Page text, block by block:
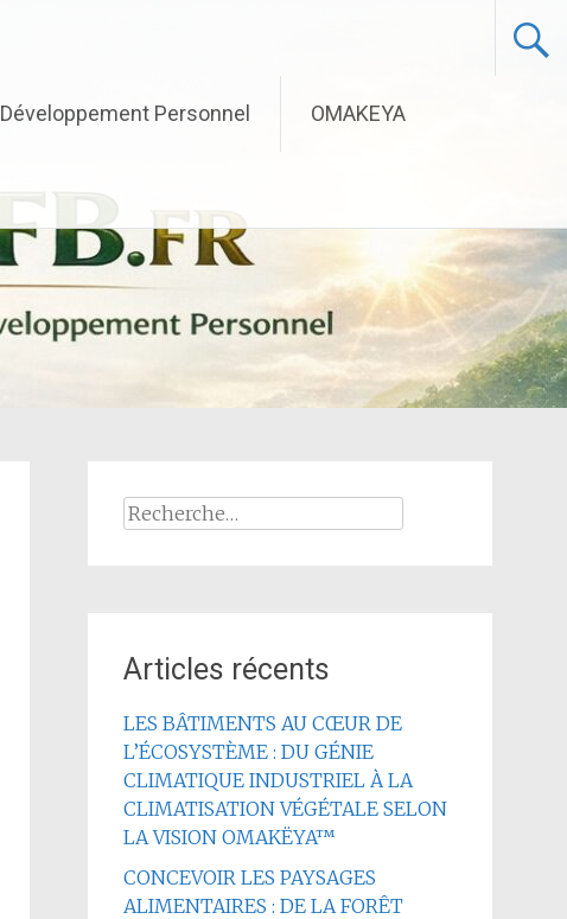
Développement Personnel OMAKEYA
Rechercher :
Articles récents
LES BÂTIMENTS AU CŒUR DE
L’ÉCOSYSTÈME : DU GÉNIE
CLIMATIQUE INDUSTRIEL À LA
CLIMATISATION VÉGÉTALE SELON
LA VISION OMAKËYA™
CONCEVOIR LES PAYSAGES
ALIMENTAIRES : DE LA FORÊT